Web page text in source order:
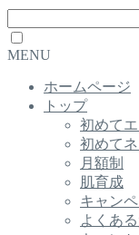
MENU
ホームページ
トップ
初めて
初めて
月額制
肌育成
キャン
よくあ